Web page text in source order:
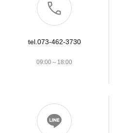
tel.073-462-3730
09:00～18:00